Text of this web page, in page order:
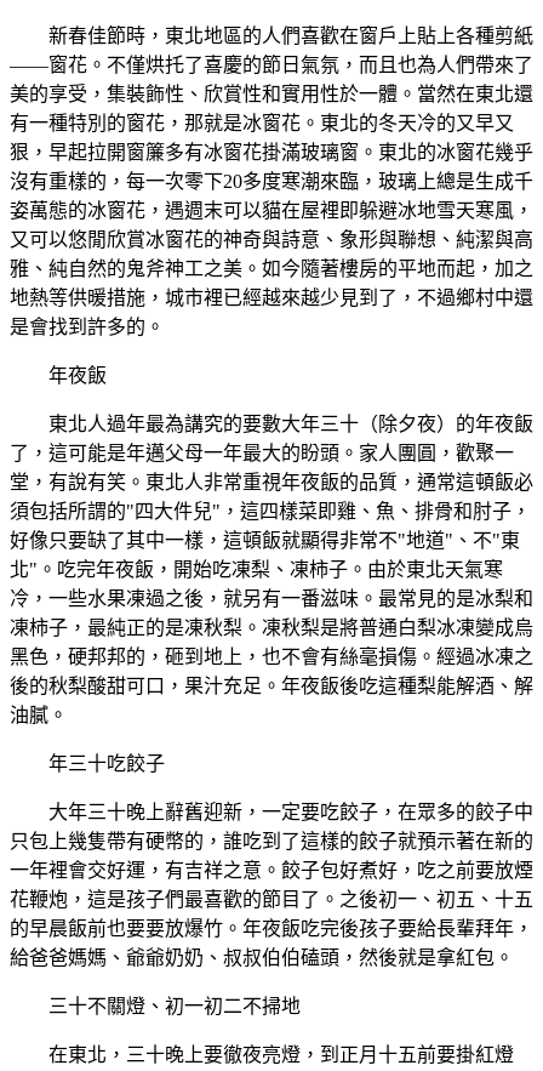
新春佳節時，東北地區的人們喜歡在窗戶上貼上各種剪紙
——窗花。不僅烘托了喜慶的節日氣氛，而且也為人們帶來了
美的享受，集裝飾性、欣賞性和實用性於一體。當然在東北還
有一種特別的窗花，那就是冰窗花。東北的冬天冷的又早又
狠，早起拉開窗簾多有冰窗花掛滿玻璃窗。東北的冰窗花幾乎
沒有重樣的，每一次零下20多度寒潮來臨，玻璃上總是生成千
姿萬態的冰窗花，遇週末可以貓在屋裡即躲避冰地雪天寒風，
又可以悠閒欣賞冰窗花的神奇與詩意、象形與聯想、純潔與高
雅、純自然的鬼斧神工之美。如今隨著樓房的平地而起，加之
地熱等供暖措施，城市裡已經越來越少見到了，不過鄉村中還
是會找到許多的。
年夜飯
東北人過年最為講究的要數大年三十（除夕夜）的年夜飯
了，這可能是年邁父母一年最大的盼頭。家人團圓，歡聚一
堂，有說有笑。東北人非常重視年夜飯的品質，通常這頓飯必
須包括所謂的"四大件兒"，這四樣菜即雞、魚、排骨和肘子，
好像只要缺了其中一樣，這頓飯就顯得非常不"地道"、不"東
北"。吃完年夜飯，開始吃凍梨、凍柿子。由於東北天氣寒
冷，一些水果凍過之後，就另有一番滋味。最常見的是冰梨和
凍柿子，最純正的是凍秋梨。凍秋梨是將普通白梨冰凍變成烏
黑色，硬邦邦的，砸到地上，也不會有絲毫損傷。經過冰凍之
後的秋梨酸甜可口，果汁充足。年夜飯後吃這種梨能解酒、解
油膩。
年三十吃餃子
大年三十晚上辭舊迎新，一定要吃餃子，在眾多的餃子中
只包上幾隻帶有硬幣的，誰吃到了這樣的餃子就預示著在新的
一年裡會交好運，有吉祥之意。餃子包好煮好，吃之前要放煙
花鞭炮，這是孩子們最喜歡的節目了。之後初一、初五、十五
的早晨飯前也要要放爆竹。年夜飯吃完後孩子要給長輩拜年，
給爸爸媽媽、爺爺奶奶、叔叔伯伯磕頭，然後就是拿紅包。
三十不關燈、初一初二不掃地
在東北，三十晚上要徹夜亮燈，到正月十五前要掛紅燈